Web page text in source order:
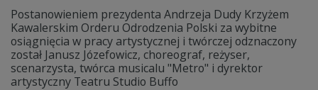
Postanowieniem prezydenta Andrzeja Dudy Krzyżem
Kawalerskim Orderu Odrodzenia Polski za wybitne
osiągnięcia w pracy artystycznej i twórczej odznaczony
został Janusz Józefowicz, choreograf, reżyser,
scenarzysta, twórca musicalu "Metro" i dyrektor
artystyczny Teatru Studio Buffo